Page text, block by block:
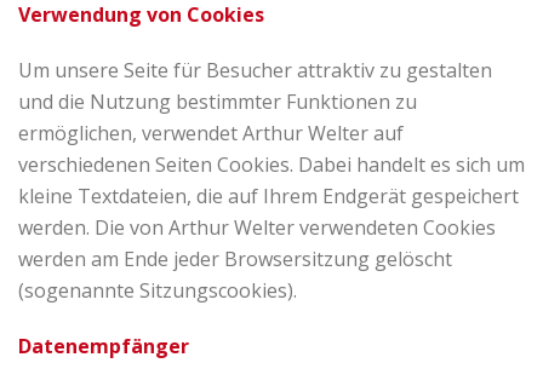
Verwendung von Cookies
Um unsere Seite für Besucher attraktiv zu gestalten
und die Nutzung bestimmter Funktionen zu
ermöglichen, verwendet Arthur Welter auf
verschiedenen Seiten Cookies. Dabei handelt es sich um
kleine Textdateien, die auf Ihrem Endgerät gespeichert
werden. Die von Arthur Welter verwendeten Cookies
werden am Ende jeder Browsersitzung gelöscht
(sogenannte Sitzungscookies).
Datenempfänger